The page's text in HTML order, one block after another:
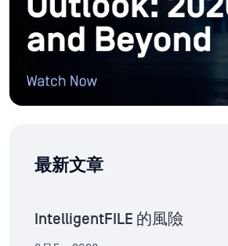
最新文章
IntelligentFILE 的風險